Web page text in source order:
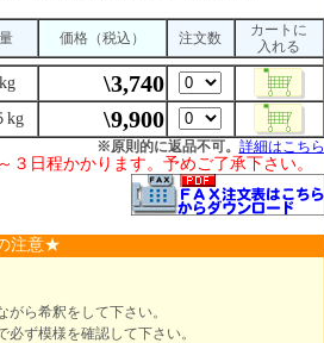
価格（税込） 注文数
カートに
入れる
\3,740
kg \9,900
※原則的に返品不可。 詳細はこちら
日程かかります。予めご了承下さい。
注意★
ら希釈をして下さい。
ず模様を確認して下さい。